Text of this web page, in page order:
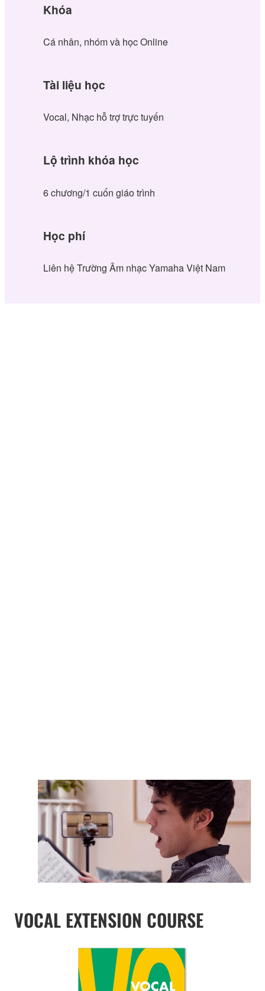
Khóa
Cá nhân, nhóm và học Online
Tài liệu học
Vocal, Nhạc hỗ trợ trực tuyến
Lộ trình khóa học
6 chương/1 cuốn giáo trình
Học phí
Liên hệ Trường Âm nhạc Yamaha Việt Nam
VOCAL EXTENSION COURSE